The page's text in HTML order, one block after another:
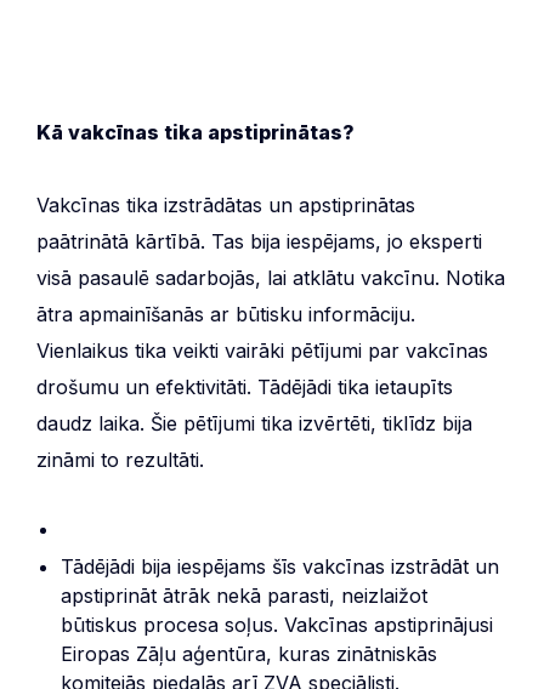
Kā vakcīnas tika apstiprinātas?
Vakcīnas tika izstrādātas un apstiprinātas
paātrinātā kārtībā. Tas bija iespējams, jo eksperti
visā pasaulē sadarbojās, lai atklātu vakcīnu. Notika
ātra apmainīšanās ar būtisku informāciju.
Vienlaikus tika veikti vairāki pētījumi par vakcīnas
drošumu un efektivitāti. Tādējādi tika ietaupīts
daudz laika. Šie pētījumi tika izvērtēti, tiklīdz bija
zināmi to rezultāti.
Tādējādi bija iespējams šīs vakcīnas izstrādāt un
apstiprināt ātrāk nekā parasti, neizlaižot
būtiskus procesa soļus. Vakcīnas apstiprinājusi
Eiropas Zāļu aģentūra, kuras zinātniskās
komitejās piedalās arī ZVA speciālisti.